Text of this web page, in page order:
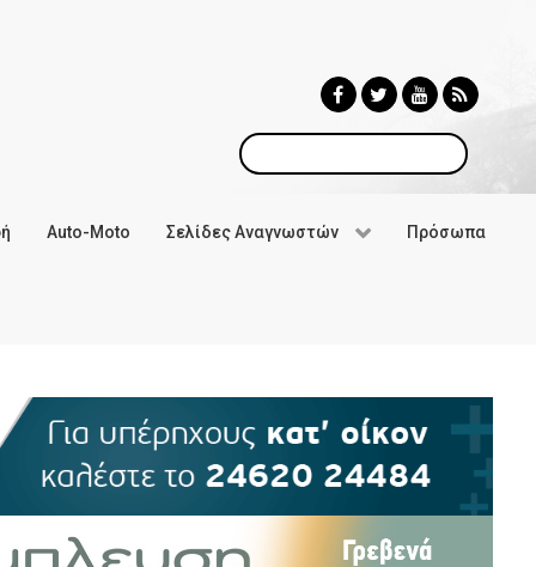
Αναζήτηση
Auto-Moto Σελίδες Αναγνωστών Πρόσωπα